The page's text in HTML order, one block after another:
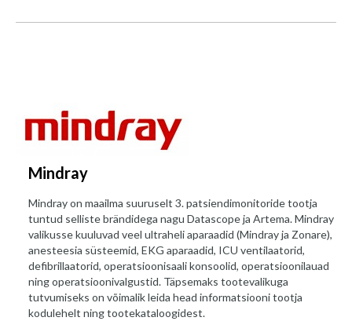
Mindray
Mindray on maailma suuruselt 3. patsiendimonitoride tootja
tuntud selliste brändidega nagu Datascope ja Artema. Mindray
valikusse kuuluvad veel ultraheli aparaadid (Mindray ja Zonare),
anesteesia süsteemid, EKG aparaadid, ICU ventilaatorid,
defibrillaatorid, operatsioonisaali konsoolid, operatsioonilauad
ning operatsioonivalgustid. Täpsemaks tootevalikuga
tutvumiseks on võimalik leida head informatsiooni tootja
kodulehelt ning tootekataloogidest.